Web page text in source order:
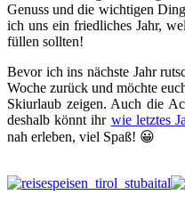
Genuss und die wichtigen
ich uns ein friedliches Jahr,
füllen sollten!
Bevor ich ins nächste Jahr
Woche zurück und möchte
Skiurlaub zeigen. Auch die
deshalb könnt ihr wie letztes
nah erleben, viel Spaß! 😀